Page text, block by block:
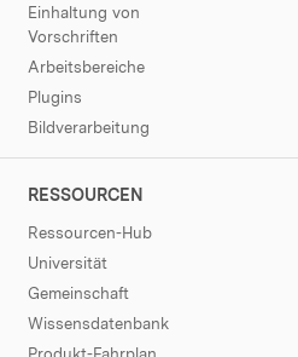
Einhaltung von
Vorschriften
Arbeitsbereiche
Plugins
Bildverarbeitung
RESSOURCEN
Ressourcen-Hub
Universität
Gemeinschaft
Wissensdatenbank
Produkt-Fahrplan